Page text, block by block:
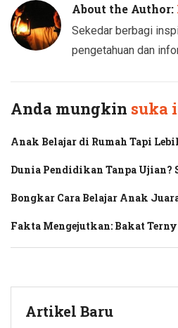
About the Author:
Sekedar berbagi
pengetahuan dan
Anda mungkin suka
Anak Belajar di Rumah Tapi
Dunia Pendidikan Tanpa Ujian?
Bongkar Cara Belajar Anak
Fakta Mengejutkan: Bakat
Artikel Baru